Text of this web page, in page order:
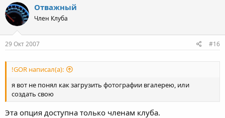
Отважный
Член Клуба
29 Окт 2007 #16
!GOR написал(а):
я вот не понял как загрузить фотографии вгалерею, или
создать свою
Эта опция доступна только членам клуба.